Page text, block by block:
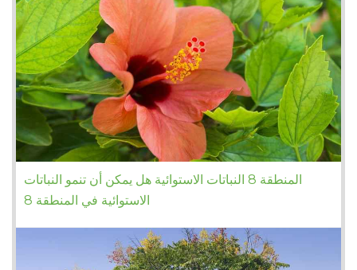
المنطقة 8 النباتات الاستوائية هل يمكن أن تنمو النباتات
الاستوائية في المنطقة 8